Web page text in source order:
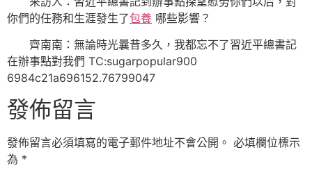
你們的任務和生涯發生了包養 哪些影響？
齊南南：無論時光曩昔多久，我都忘不了習近平總書記
在辦事點對我們 TC:sugarpopular900
6984c21a696152.76799047
發佈留言
發佈留言必須填寫的電子郵件地址不會公開。 必填欄位標示
為 *